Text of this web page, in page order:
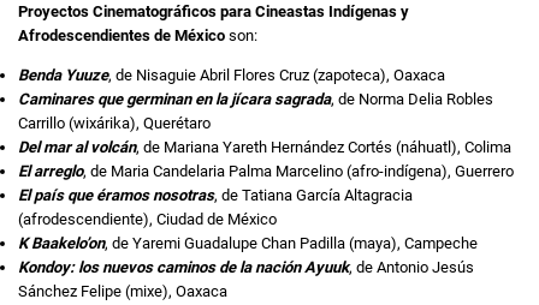
Proyectos Cinematográficos para Cineastas Indígenas y
Afrodescendientes de México son:
Benda Yuuze, de Nisaguie Abril Flores Cruz (zapoteca), Oaxaca
Caminares que germinan en la jícara sagrada, de Norma Delia Robles
Carrillo (wixárika), Querétaro
Del mar al volcán, de Mariana Yareth Hernández Cortés (náhuatl), Colima
El arreglo, de Maria Candelaria Palma Marcelino (afro-indígena), Guerrero
El país que éramos nosotras, de Tatiana García Altagracia
(afrodescendiente), Ciudad de México
K Baakelo’on, de Yaremi Guadalupe Chan Padilla (maya), Campeche
Kondoy: los nuevos caminos de la nación Ayuuk, de Antonio Jesús
Sánchez Felipe (mixe), Oaxaca